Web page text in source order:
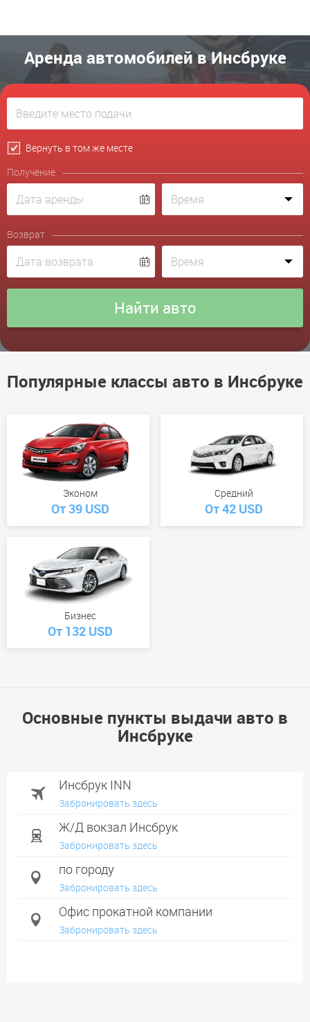
Аренда автомобилей в Инсбруке
Вернуть в том же месте
Получение
Возврат
Популярные классы авто в Инсбруке
Эконом
От 39 USD
Средний
От 42 USD
Бизнес
От 132 USD
Основные пункты выдачи авто в
Инсбруке
Инсбрук INN
Забронировать здесь
Ж/Д вокзал Инсбрук
Забронировать здесь
по городу
Забронировать здесь
Офис прокатной компании
Забронировать здесь